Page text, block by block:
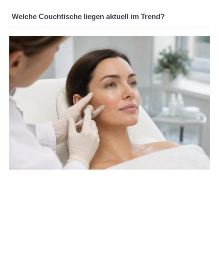
Welche Couchtische liegen aktuell im Trend?